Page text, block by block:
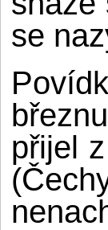
se
přijel